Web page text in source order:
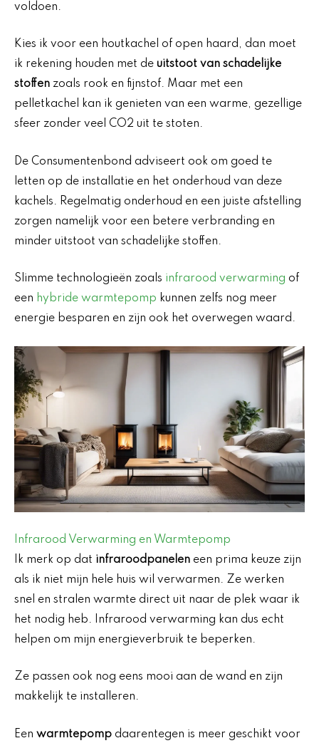
voldoen.
Kies ik voor een houtkachel of open haard, dan moet
ik rekening houden met de uitstoot van schadelijke
stoffen zoals rook en fijnstof. Maar met een
pelletkachel kan ik genieten van een warme, gezellige
sfeer zonder veel CO2 uit te stoten.
De Consumentenbond adviseert ook om goed te
letten op de installatie en het onderhoud van deze
kachels. Regelmatig onderhoud en een juiste afstelling
zorgen namelijk voor een betere verbranding en
minder uitstoot van schadelijke stoffen.
Slimme technologieën zoals infrarood verwarming of
een hybride warmtepomp kunnen zelfs nog meer
energie besparen en zijn ook het overwegen waard.
Infrarood Verwarming en Warmtepomp
Ik merk op dat infraroodpanelen een prima keuze zijn
als ik niet mijn hele huis wil verwarmen. Ze werken
snel en stralen warmte direct uit naar de plek waar ik
het nodig heb. Infrarood verwarming kan dus echt
helpen om mijn energieverbruik te beperken.
Ze passen ook nog eens mooi aan de wand en zijn
makkelijk te installeren.
Een warmtepomp daarentegen is meer geschikt voor